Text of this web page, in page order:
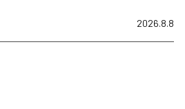
2026.8.8